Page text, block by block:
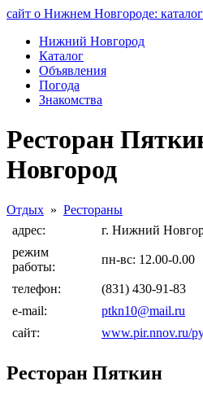
сайт о Нижнем Новгороде:
Нижний Новгород
Каталог
Объявления
Погода
Знакомства
Ресторан
Новгород
Отдых » Рестораны
адрес:
г. Нижний
режим
работы:
пн-вс: 12.00-0.00
телефон:
(831) 430-91-83
e-mail:
ptkn10@mail.ru
сайт:
www.pir.nnov.ru/
Ресторан Пяткин